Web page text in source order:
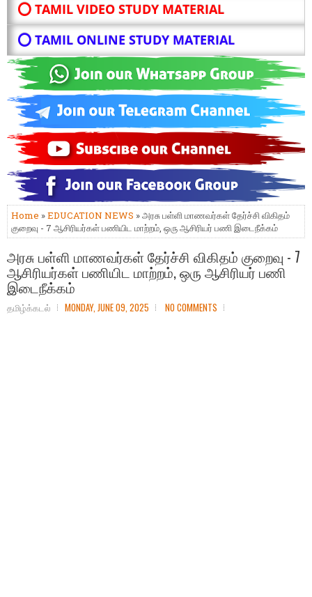
⭕ TAMIL VIDEO STUDY MATERIAL
⭕ TAMIL ONLINE STUDY MATERIAL
Home »EDUCATION NEWS » அரசு பள்ளி மாணவர்கள் தேர்ச்சி விகிதம்
குறைவு - 7 ஆசிரியர்கள் பணியிட மாற்றம், ஒரு ஆசிரியர் பணி இடைநீக்கம்
அரசு பள்ளி மாணவர்கள் தேர்ச்சி விகிதம் குறைவு - 7
ஆசிரியர்கள் பணியிட மாற்றம், ஒரு ஆசிரியர் பணி
இடைநீக்கம்
தமிழ்க்கடல் MONDAY, JUNE 09, 2025 NO COMMENTS